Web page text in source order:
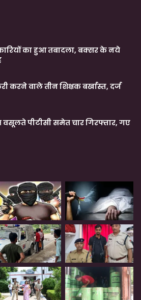
का हुआ तबादला, बक्सर के नये
करने वाले तीन शिक्षक बर्खास्त, दर्ज
वसूलते पीटीसी समेत चार गिरफ्तार, गए